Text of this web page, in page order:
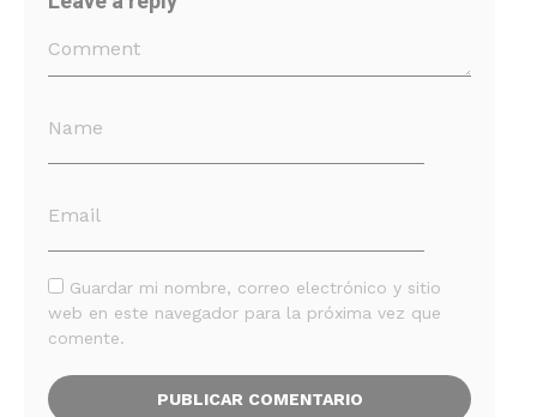
Guardar mi nombre, correo electrónico y sitio
web en este navegador para la próxima vez que
comente.